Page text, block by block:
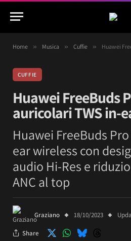
Home » Musica » Cuffie » Huawei
CUFFIE
Huawei FreeBuds
auricolari TWS in-
Huawei FreeBuds
ear wireless con
audio Hi-Res e
ANC al top
Graziano 18/10/2023
Share